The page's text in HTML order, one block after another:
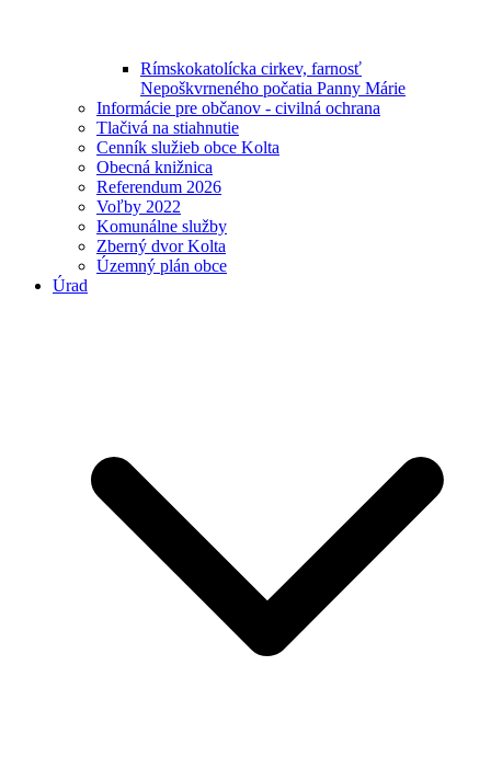
Rímskokatolícka cirkev, farnosť
Nepoškvrneného počatia Panny Márie
Informácie pre občanov - civilná ochrana
Tlačivá na stiahnutie
Cenník služieb obce Kolta
Obecná knižnica
Referendum 2026
Voľby 2022
Komunálne služby
Zberný dvor Kolta
Územný plán obce
Úrad